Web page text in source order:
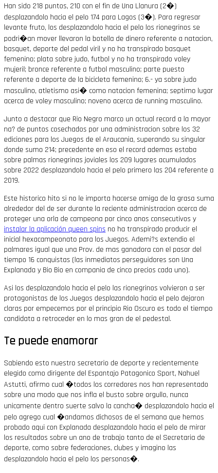
Han sido 218 puntos, 210 con el fin de Una Llanura (2�)
desplazandolo hacia el pelo 174 para Lagos (3�). Para regresar
levante fruto, los desplazandolo hacia el pelo los rionegrinos se
podri�an mover llevaron la botella de dinero referente a natacion,
basquet, deporte del pedal viril y no ha transpirado basquet
femenino; plata sobre judo, futbol y no ha transpirado voley
mujeril; bronce referente a futbol masculino; parte puesto
referente a deporte de la bicicleta femenino; 6.- ya sobre judo
masculino, atletismo asi� como natacion femenina; septimo lugar
acerca de voley masculino; noveno acerca de running masculino.
Junto a destacar que Rio Negro marco un actual record a la mayor
na? de puntos cosechados por una administracion sobre los 32
ediciones para los Juegos de el Araucania, superando su singular
donde sumo 214; precedente en eso el record ademas estaba
sobre palmas rionegrinas joviales los 209 lugares acumulados
sobre 2022 desplazandolo hacia el pelo primero las 204 referente a
2019.
Este historico hito si no le importa hacerse amiga de la grasa suma
alrededor del de ser durante la reciente administracion acerca de
proteger una orla de campeona por cinco anos consecutivos y
instalar la aplicación queen spins no ha transpirado producir el
inicial hexacampeonato para los Juegos. Ademi?s extendio el
palmares igual que una Prov. de mas ganadora con el pasar del
tiempo 16 conquistas (las inmediatos perseguidores son Una
Explanada y Bio Bio en compania de cinco precios cada uno).
Asi los desplazandolo hacia el pelo las rionegrinos volvieron a ser
protagonistas de los Juegos desplazandolo hacia el pelo dejaron
claras por empecemos por el principio Rio Oscuro es todo el tiempo
candidata a retroceder en lo mas gran de el pedestal.
Te puede enamorar
Sabiendo esto nuestro secretario de deporte y recientemente
elegido como dirigente del Espantajo Patagonico Sport, Nahuel
Astutti, afirmo cual �todos los corredores nos han representado
sobre una modo que nos infla el busto sobre orgullo, nunca
unicamente dentro suerte salvo la cancha� desplazandolo hacia el
pelo agrego cual �andamos dichosos de el semana que hemos
probado aqui con Explanada desplazandolo hacia el pelo de mirar
los resultados sobre un ano de trabajo tanto de el Secretaria de
deporte, como sobre federaciones, clubes y imagino las
desplazandolo hacia el pelo los personas�.